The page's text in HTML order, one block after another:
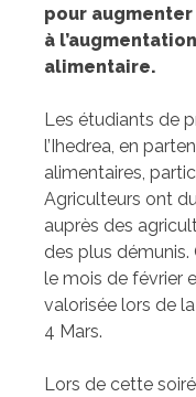
pour
à
alimentaire.
Les étudiants de
l’Ihedrea, en
alimentaires,
Agriculteurs ont
auprès des
des plus
le mois de février
valorisée lors de
4 Mars.
Lors de cette